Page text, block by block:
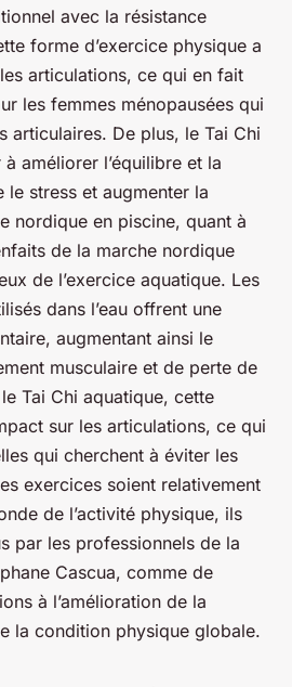
avec la résistance
forme d’exercice physique a
articulations, ce qui en fait
les femmes ménopausées qui
articulaires. De plus, le Tai Chi
améliorer l’équilibre et la
stress et augmenter la
nordique en piscine, quant à
de la marche nordique
de l’exercice aquatique. Les
dans l’eau offrent une
augmentant ainsi le
musculaire et de perte de
Tai Chi aquatique, cette
sur les articulations, ce qui
qui cherchent à éviter les
exercices soient relativement
de l’activité physique, ils
par les professionnels de la
Cascua, comme de
à l’amélioration de la
la condition physique globale.